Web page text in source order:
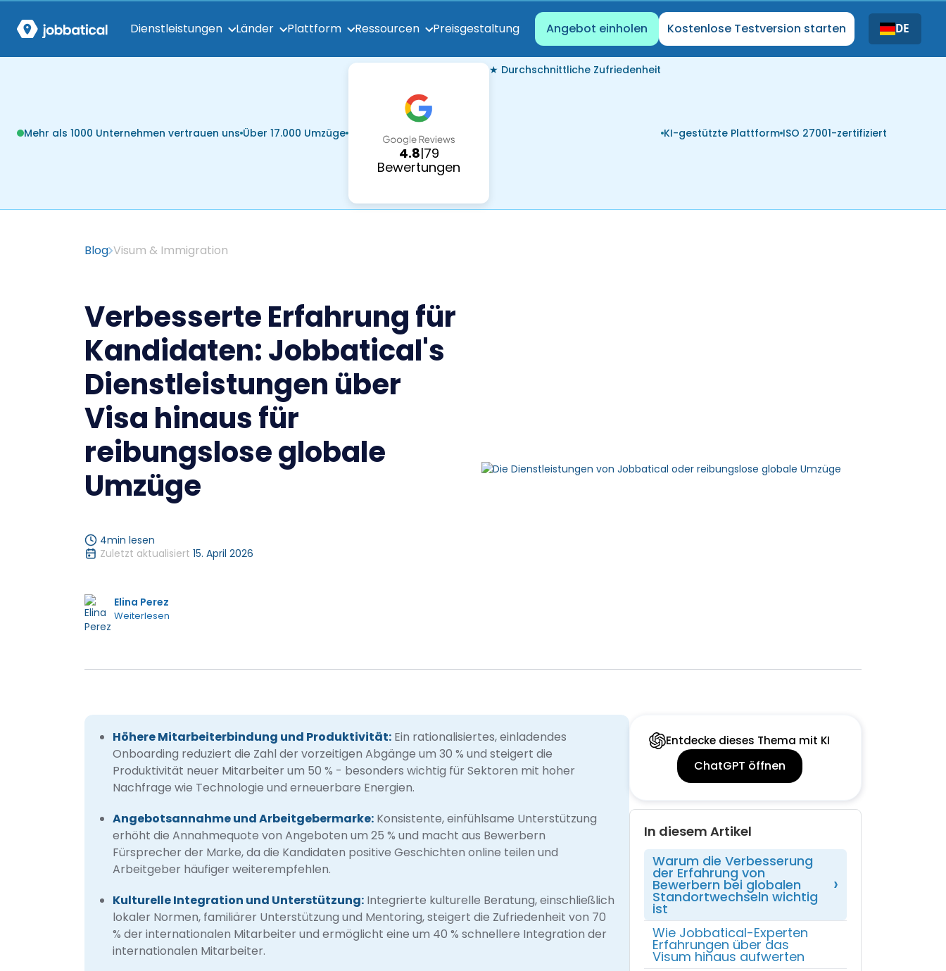
Dienstleistungen Länder Plattform Ressourcen Preisgestaltung Angebot einholen Kostenlose Testversion starten DE
Mehr als 1000 Unternehmen vertrauen uns Über 17.000 Umzüge
4.8|79
Bewertungen
★ Durchschnittliche Zufriedenheit
KI-gestützte Plattform ISO 27001-zertifiziert
Blog Visum & Immigration
Verbesserte Erfahrung für
Kandidaten: Jobbatical's
Dienstleistungen über
Visa hinaus für
reibungslose globale
Umzüge
4min lesen
Zuletzt aktualisiert 15. April 2026
Elina Perez
Weiterlesen
Höhere Mitarbeiterbindung und Produktivität: Ein rationalisiertes, einladendes
Onboarding reduziert die Zahl der vorzeitigen Abgänge um 30 % und steigert die
Produktivität neuer Mitarbeiter um 50 % - besonders wichtig für Sektoren mit hoher
Nachfrage wie Technologie und erneuerbare Energien.
Angebotsannahme und Arbeitgebermarke: Konsistente, einfühlsame Unterstützung
erhöht die Annahmequote von Angeboten um 25 % und macht aus Bewerbern
Fürsprecher der Marke, da die Kandidaten positive Geschichten online teilen und
Arbeitgeber häufiger weiterempfehlen.
Kulturelle Integration und Unterstützung: Integrierte kulturelle Beratung, einschließlich
lokaler Normen, familiärer Unterstützung und Mentoring, steigert die Zufriedenheit von 70
% der internationalen Mitarbeiter und ermöglicht eine um 40 % schnellere Integration der
internationalen Mitarbeiter.
Entdecke dieses Thema mit KI
ChatGPT öffnen
In diesem Artikel
Warum die Verbesserung
der Erfahrung von
Bewerbern bei globalen
Standortwechseln wichtig
ist
Wie Jobbatical-Experten
Erfahrungen über das
Visum hinaus aufwerten